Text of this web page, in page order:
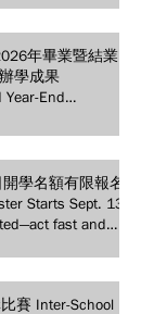
年畢業暨結業
學成果
End
學名額有限報名
Starts Sept. 13!
fast and
賽 Inter-School